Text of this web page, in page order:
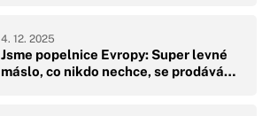
Jsme popelnice Evropy: Super levné
máslo, co nikdo nechce, se prodává…
4. 12. 2025